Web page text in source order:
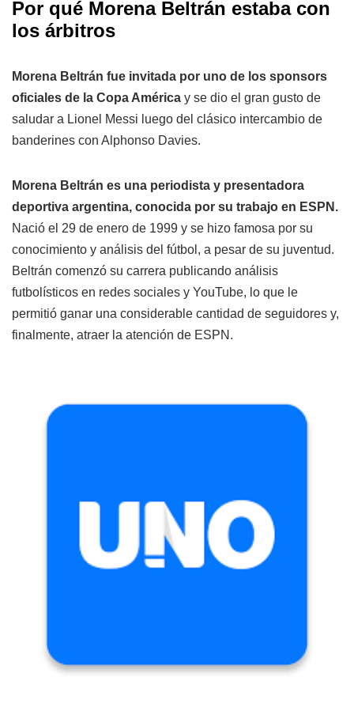
Por qué Morena Beltrán estaba con
los árbitros
Morena Beltrán fue invitada por uno de los sponsors
oficiales de la Copa América y se dio el gran gusto de
saludar a Lionel Messi luego del clásico intercambio de
banderines con Alphonso Davies.
Morena Beltrán es una periodista y presentadora
deportiva argentina, conocida por su trabajo en ESPN.
Nació el 29 de enero de 1999 y se hizo famosa por su
conocimiento y análisis del fútbol, a pesar de su juventud.
Beltrán comenzó su carrera publicando análisis
futbolísticos en redes sociales y YouTube, lo que le
permitió ganar una considerable cantidad de seguidores y,
finalmente, atraer la atención de ESPN.